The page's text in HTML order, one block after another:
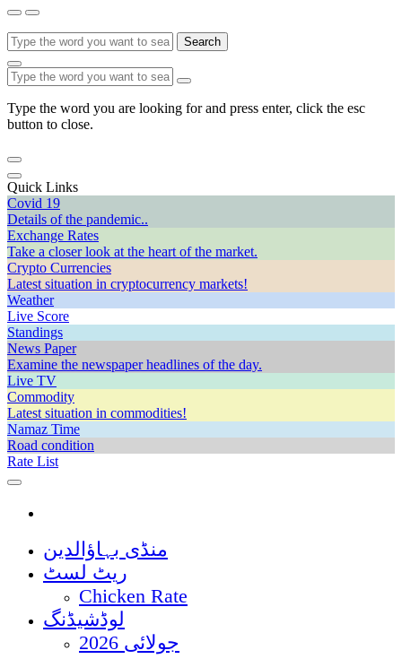
Search
Type the word you are looking for and press enter, click the esc
button to close.
Quick Links
Covid 19
Details of the pandemic..
Exchange Rates
Take a closer look at the heart of the market.
Crypto Currencies
Latest situation in cryptocurrency markets!
Weather
Live Score
Standings
News Paper
Examine the newspaper headlines of the day.
Live TV
Commodity
Latest situation in commodities!
Namaz Time
Road condition
Rate List
منڈی بہاؤالدین
ریٹ لسٹ
Chicken Rate
لوڈشیڈنگ
جولائی 2026